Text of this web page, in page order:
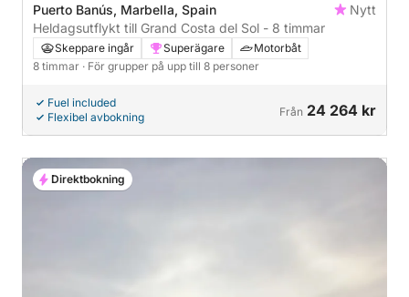
Puerto Banús, Marbella, Spain
Nytt
Heldagsutflykt till Grand Costa del Sol - 8 timmar
Skeppare ingår Superägare
Motorbåt
8 timmar · För grupper på upp till 8 personer
Fuel included
Flexibel avbokning
Från 24 264 kr
Direktbokning